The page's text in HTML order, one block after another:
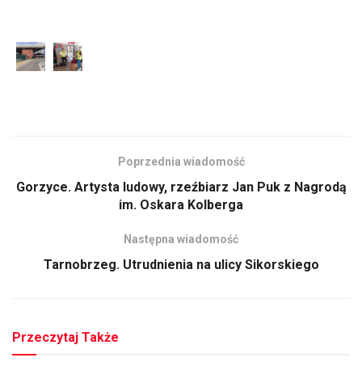
Poprzednia wiadomość
Gorzyce. Artysta ludowy, rzeźbiarz Jan Puk z Nagrodą
im. Oskara Kolberga
Następna wiadomość
Tarnobrzeg. Utrudnienia na ulicy Sikorskiego
Przeczytaj Także